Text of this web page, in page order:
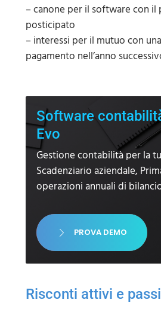
– canone per il software con il
posticipato
– interessi per il mutuo con
pagamento nell’anno
Software
Evo
Gestione contabilità per la
Scadenziario aziendale,
operazioni annuali di
PROVA DEMO
Risconti attivi e